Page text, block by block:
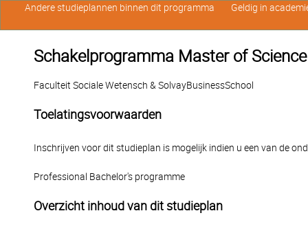
Schakelprogramma Master of
Faculteit Sociale Wetensch & SolvayBusinessSchool
Toelatingsvoorwaarden
Inschrijven voor dit studieplan is mogelijk indien u een van de
Professional Bachelor's programme
Overzicht inhoud van dit studieplan
Andere studieplannen binnen dit programma Geldig in